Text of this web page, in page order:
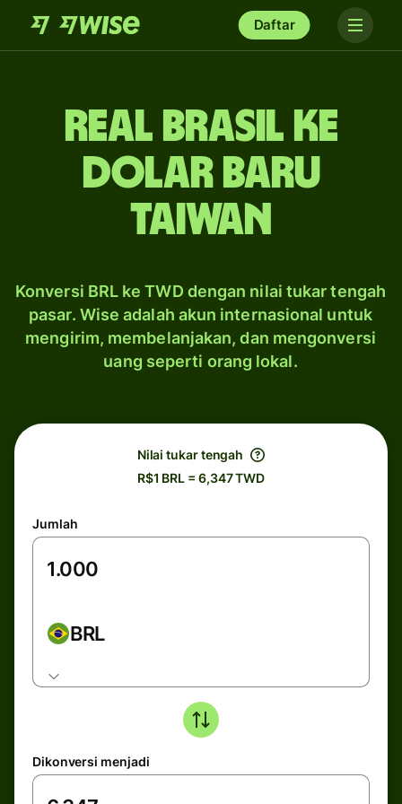
Daftar
real Brasil ke
dolar baru
Taiwan
Konversi BRL ke TWD dengan nilai tukar tengah
pasar. Wise adalah akun internasional untuk
mengirim, membelanjakan, dan mengonversi
uang seperti orang lokal.
Nilai tukar tengah
R$1 BRL = 6,347 TWD
Jumlah
BRL
Dikonversi menjadi